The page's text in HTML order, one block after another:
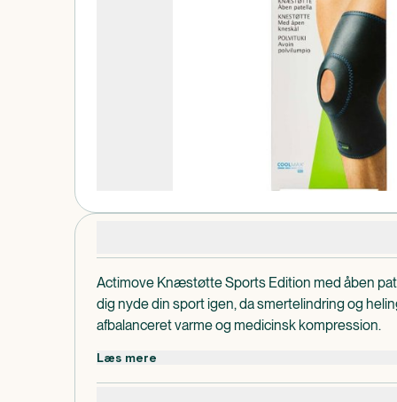
Actimove Knæstøtte Sports Edition med åben
dig nyde din sport igen, da smertelindring og
afbalanceret varme og medicinsk kompression.
forstuvninger og slagskader, mindre
Actimove Knæstøtte Sports Edition med åben
Læs mere